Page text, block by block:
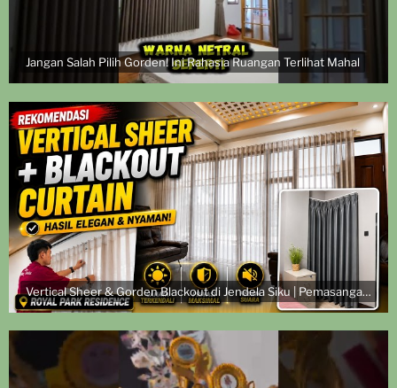
Jangan Salah Pilih Gorden! Ini Rahasia Ruangan Terlihat Mahal
Vertical Sheer & Gorden Blackout di Jendela Siku | Pemasangan di Royal Park Residence